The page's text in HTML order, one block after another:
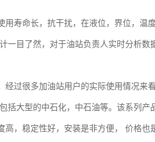
寿命长，抗干扰，在液位，界位，温
一目了然，对于油站负责人实时分析数
过很多加油站用户的实际使用情况来
括大型的中石化，中石油等。该系列产
，稳定性好，安装是非方便， 价格也